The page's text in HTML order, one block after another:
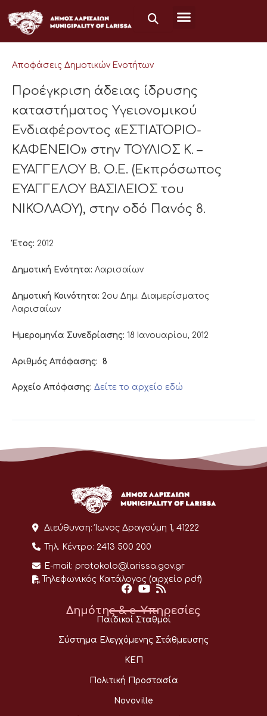
στο
περιεχόμενο
Αποφάσεις Δημοτικών Ενοτήτων
Προέγκριση άδειας ίδρυσης
καταστήματος Υγειονομικού
Ενδιαφέροντος «ΕΣΤΙΑΤΟΡΙΟ-
ΚΑΦΕΝΕΙΟ» στην ΤΟΥΛΙΟΣ Κ. –
ΕΥΑΓΓΕΛΟΥ Β. Ο.Ε. (Εκπρόσωπος
ΕΥΑΓΓΕΛΟΥ ΒΑΣΙΛΕΙΟΣ του
ΝΙΚΟΛΑΟΥ), στην οδό Πανός 8.
Έτος: 2012
Δημοτική Ενότητα: Λαρισαίων
Δημοτική Κοινότητα: 2ου Δημ. Διαμερίσματος
Λαρισαίων
Ημερομηνία Συνεδρίασης: 18 Ιανουαρίου, 2012
Αριθμός Απόφασης: 8
Αρχείο Απόφασης: Δείτε το αρχείο εδώ
Διεύθυνση: Ίωνος Δραγούμη 1, 41222
Τηλ. Κέντρο: 2413 500 200
E-mail: protokolo@larissa.gov.gr
Τηλεφωνικός Κατάλογος (αρχείο pdf)
Δημότης & e-Υπηρεσίες
Παιδικοί Σταθμοί
Σύστημα Ελεγχόμενης Στάθμευσης
ΚΕΠ
Πολιτική Προστασία
Novoville